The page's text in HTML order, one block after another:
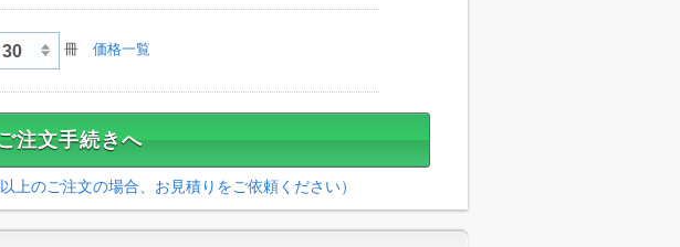
冊 価格一覧
のご注文の場合、お見積りをご依頼ください）